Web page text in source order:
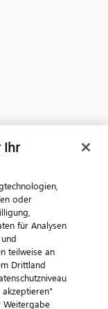
Kontakt
Ihr
oder
für Analysen
teilweise an
Drittland
akzeptieren"
Weitergabe